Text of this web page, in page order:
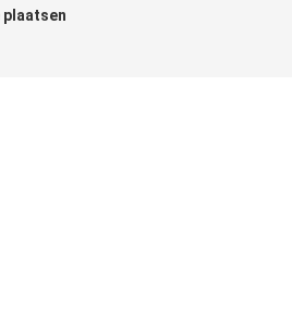
plaatsen